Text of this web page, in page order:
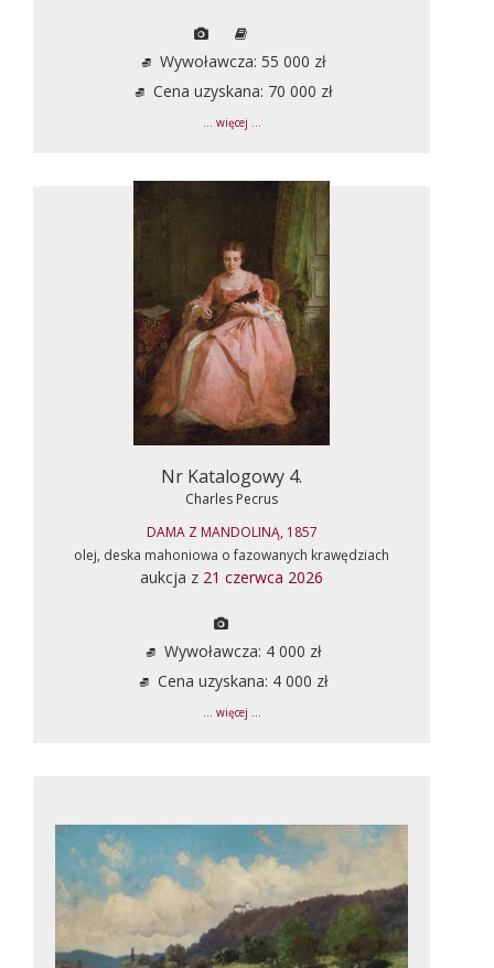
Wywoławcza: 55 000 zł
Cena uzyskana: 70 000 zł
... więcej ...
Nr Katalogowy 4.
Charles Pecrus
DAMA Z MANDOLINĄ, 1857
olej, deska mahoniowa o fazowanych krawędziach
aukcja z 21 czerwca 2026
Wywoławcza: 4 000 zł
Cena uzyskana: 4 000 zł
... więcej ...